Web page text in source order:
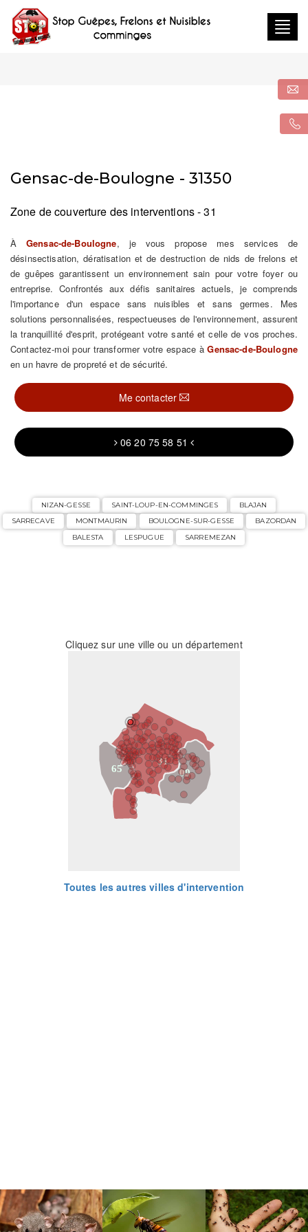
Gensac-de-Boulogne - 31350
Zone de couverture des interventions - 31
ÀGensac-de-Boulogne, je vous propose mes services de
désinsectisation, dératisation et de destruction de nids de frelons et
de guêpes garantissent un environnement sain pour votre foyer ou
entreprise. Confrontés aux défis sanitaires actuels, je comprends
l'importance d'un espace sans nuisibles et sans germes. Mes
solutions personnalisées, respectueuses de l'environnement, assurent
la tranquillité d'esprit, protégeant votre santé et celle de vos proches.
Contactez-moi pour transformer votre espace àGensac-de-Boulogne
en un havre de propreté et de sécurité.
Me contacter
06 20 75 58 51
NIZAN-GESSE SAINT-LOUP-EN-COMMINGES
BLAJAN
SARRECAVE
MONTMAURIN BOULOGNE-SUR-GESSE
BAZORDAN
BALESTA
LESPUGUE SARREMEZAN
Cliquez sur une ville ou un département
31
09
65
Toutes les autres villes d'intervention